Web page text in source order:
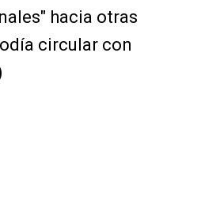
hacia otras
circular con